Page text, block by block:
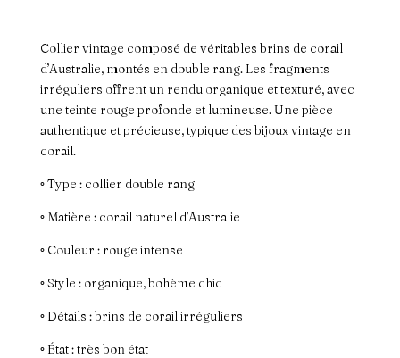
Collier vintage composé de véritables brins de corail
d’Australie, montés en double rang. Les fragments
irréguliers offrent un rendu organique et texturé, avec
une teinte rouge profonde et lumineuse. Une pièce
authentique et précieuse, typique des bijoux vintage en
corail.
◦ Type : collier double rang
◦ Matière : corail naturel d’Australie
◦ Couleur : rouge intense
◦ Style : organique, bohème chic
◦ Détails : brins de corail irréguliers
◦ État : très bon état